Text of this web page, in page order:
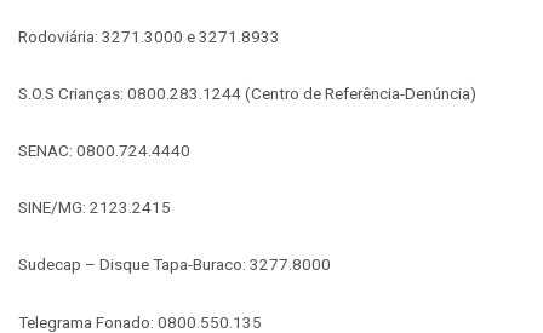
Rodoviária: 3271.3000 e 3271.8933
S.O.S Crianças: 0800.283.1244 (Centro de Referência-Denúncia)
SENAC: 0800.724.4440
SINE/MG: 2123.2415
Sudecap – Disque Tapa-Buraco: 3277.8000
Telegrama Fonado: 0800.550.135